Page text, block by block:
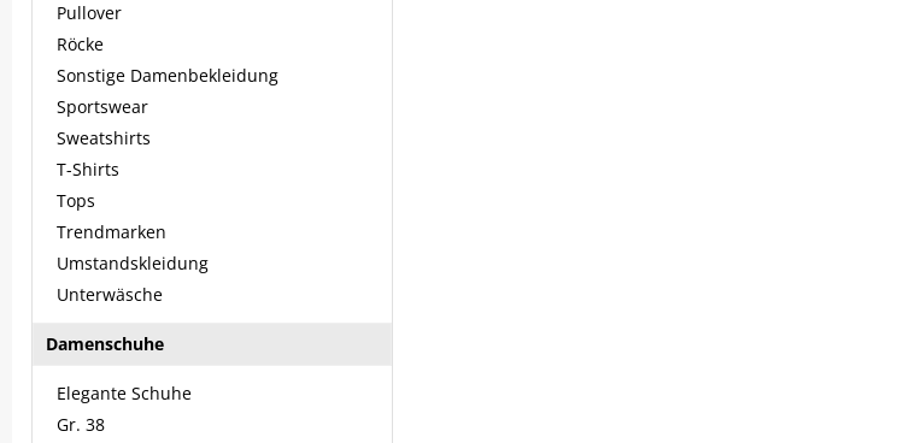
Pullover
Röcke
Sonstige Damenbekleidung
Sportswear
Sweatshirts
T-Shirts
Tops
Trendmarken
Umstandskleidung
Unterwäsche
Damenschuhe
Elegante Schuhe
Gr. 38